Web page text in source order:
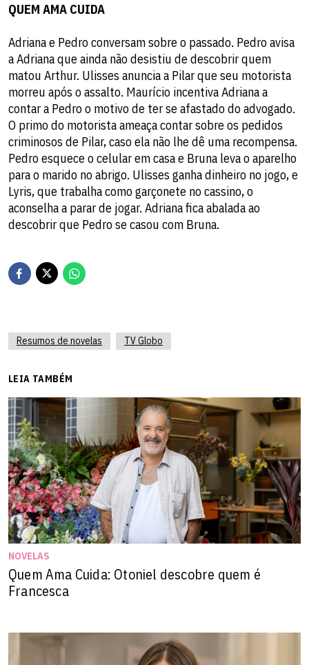
QUEM AMA CUIDA
Adriana e Pedro conversam sobre o passado. Pedro avisa
a Adriana que ainda não desistiu de descobrir quem
matou Arthur. Ulisses anuncia a Pilar que seu motorista
morreu após o assalto. Maurício incentiva Adriana a
contar a Pedro o motivo de ter se afastado do advogado.
O primo do motorista ameaça contar sobre os pedidos
criminosos de Pilar, caso ela não lhe dê uma recompensa.
Pedro esquece o celular em casa e Bruna leva o aparelho
para o marido no abrigo. Ulisses ganha dinheiro no jogo, e
Lyris, que trabalha como garçonete no cassino, o
aconselha a parar de jogar. Adriana fica abalada ao
descobrir que Pedro se casou com Bruna.
Resumos de novelas TV Globo
LEIA TAMBÉM
NOVELAS
Quem Ama Cuida: Otoniel descobre quem é
Francesca